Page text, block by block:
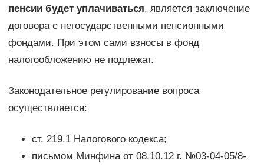
пенсии будет уплачиваться, является заключение
договора с негосударственными пенсионными
фондами. При этом сами взносы в фонд
налогообложению не подлежат.
Законодательное регулирование вопроса
осуществляется:
ст. 219.1 Налогового кодекса;
письмом Минфина от 08.10.12 г. №03-04-05/8-